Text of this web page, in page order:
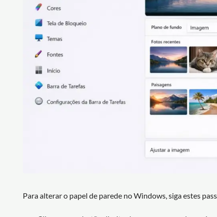
Para alterar o papel de parede no Windows, siga estes